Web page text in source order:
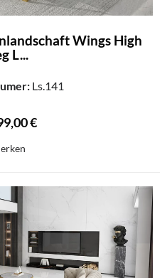
Wings High
L...
Ls.141
€